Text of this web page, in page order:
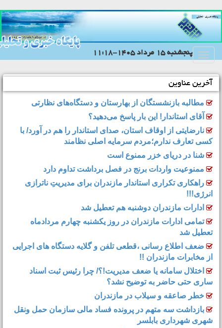
Toggleپنجشنبه 15 مرداد 1405-11:18
آخرین عناوین
مطالبه بازنشستگان از بهارستان و دستگاه‌های نظارتی
آقای استاندار! این بار پاسخ می‌دهید؟
نارضایتی از اوقاف استان، صدای استاندار را هم در آورد/ با
کسی تعارف ندارم؛مردم سرمایه اصلی نظامند
شنا در دریای خزر ممنوع است
ممنوعیت واردات برنج در فصل برداشت تداوم دارد
راهکاری تکراری استاندار مازندران برای مدیریتِ ناترازی
انرژی!!!
ادارات مازندران دوشنبه هم تعطیل شد
تمامی ادارات مازندران در روز یکشنبه چهارم مردادماه
تعطیل شد
ضعف اطلاع رسانی ،قطعی تلفن و گلایه دستگاه های اجرایی
از مخابرات مازندران !!
اختلال سامانه یا ضعف مدیریت!؟/ چرا رئیس ثبت اسناد
ساری حتی حاضر به توضیح نشد؟
خطر صاعقه و سیلاب در مازندران
بازداشت سه متهم در پرونده فساد مالی سازمان حمل‌ ونقل
شهری شهرداری بابلسر